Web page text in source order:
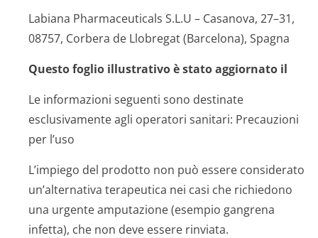
Labiana Pharmaceuticals S.L.U – Casanova, 27–31,
08757, Corbera de Llobregat (Barcelona), Spagna
Questo foglio illustrativo è stato aggiornato il
Le informazioni seguenti sono destinate
esclusivamente agli operatori sanitari: Precauzioni
per l’uso
L’impiego del prodotto non può essere considerato
un’alternativa terapeutica nei casi che richiedono
una urgente amputazione (esempio gangrena
infetta), che non deve essere rinviata.